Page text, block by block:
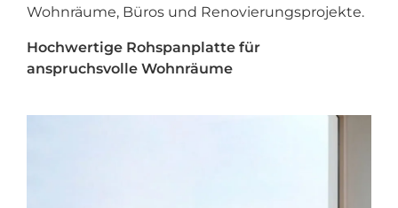
Wohnräume, Büros und Renovierungsprojekte.
Hochwertige Rohspanplatte für
anspruchsvolle Wohnräume